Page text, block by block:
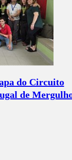
do Circuito
de